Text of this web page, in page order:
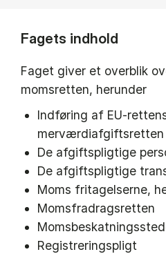
Fagets indhold
Faget giver et overblik
momsretten, herunder
Indføring af EU-
merværdiafgiftsretten
De afgiftspligtige
De afgiftspligtige
Moms fritagelserne,
Momsfradragsretten
Registreringspligt